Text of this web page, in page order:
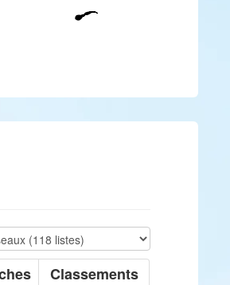
Classements